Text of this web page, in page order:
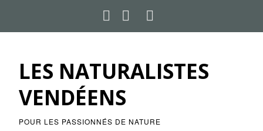
LES NATURALISTES
VENDÉENS
POUR LES PASSIONNÉS DE NATURE